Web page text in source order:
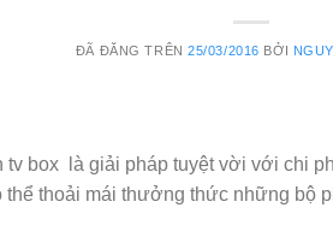
ĐÃ ĐĂNG TRÊN25/03/2016 BỞI
tv box là giải pháp tuyệt vời với chi
thể thoải mái thưởng thức những bộ